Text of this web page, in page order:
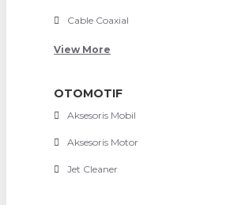
Cable Coaxial
View More
OTOMOTIF
Aksesoris Mobil
Aksesoris Motor
Jet Cleaner